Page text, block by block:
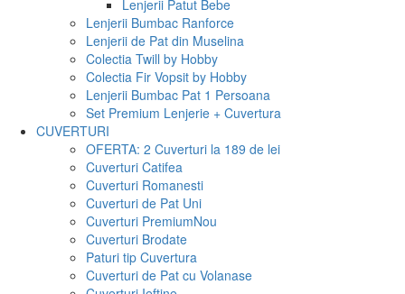
Lenjerii Patut Bebe
Lenjerii Bumbac Ranforce
Lenjerii de Pat din Muselina
Colectia Twill by Hobby
Colectia Fir Vopsit by Hobby
Lenjerii Bumbac Pat 1 Persoana
Set Premium Lenjerie + Cuvertura
CUVERTURI
OFERTA: 2 Cuverturi la 189 de lei
Cuverturi Catifea
Cuverturi Romanesti
Cuverturi de Pat Uni
Cuverturi PremiumNou
Cuverturi Brodate
Paturi tip Cuvertura
Cuverturi de Pat cu Volanase